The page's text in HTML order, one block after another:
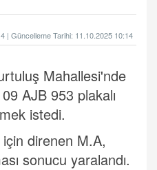
| Güncelleme Tarihi: 11.10.2025 10:14
Mahallesi'nde
AJB 953 plakalı
istedi.
direnen M.A,
sonucu yaralandı.